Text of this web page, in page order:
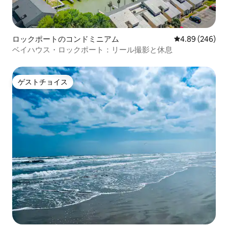
ロックポートのコンドミニアム レビュー246
4.89 (246)
ベイハウス・ロックポート：リール撮影と休息
ゲストチョイス
ゲストチョイス